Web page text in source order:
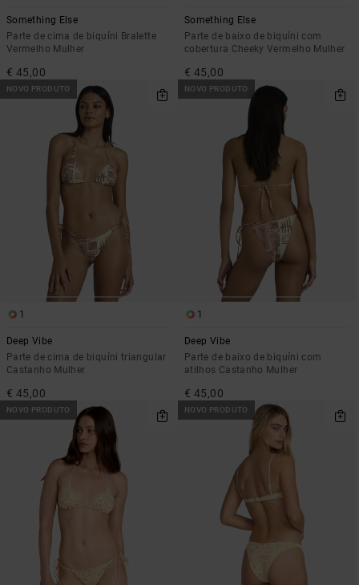
Something Else
Parte de cima de biquíni Bralette
Vermelho Mulher
€ 45,00
Something Else
Parte de baixo de biquíni com
cobertura Cheeky Vermelho Mulher
€ 45,00
NOVO PRODUTO
1
Deep Vibe
Parte de cima de biquíni triangular
Castanho Mulher
€ 45,00
NOVO PRODUTO
1
Deep Vibe
Parte de baixo de biquíni com
atilhos Castanho Mulher
€ 45,00
NOVO PRODUTO NOVO PRODUTO